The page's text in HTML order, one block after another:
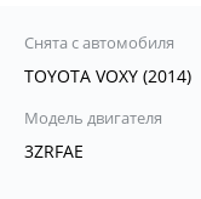
Снята с автомобиля
TOYOTA VOXY (2014)
Модель двигателя
3ZRFAE